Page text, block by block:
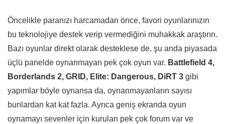
Öncelikle paranızı harcamadan önce, favori oyunlarınızın
bu teknolojiye destek verip vermediğini muhakkak araştırın.
Bazı oyunlar direkt olarak desteklese de, şu anda piyasada
üçlü panelde oynanmayan pek çok oyun var. Battlefield 4,
Borderlands 2, GRID, Elite: Dangerous, DiRT 3 gibi
yapımlar böyle oynansa da, oynanmayanların sayısı
bunlardan kat kat fazla. Ayrıca geniş ekranda oyun
oynamayı sevenler için kurulan pek çok forum var ve